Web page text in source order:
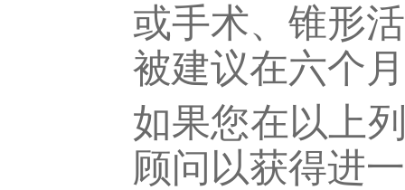
或手术、锥形
被建议在六个
如果您在以上
顾问以获得进